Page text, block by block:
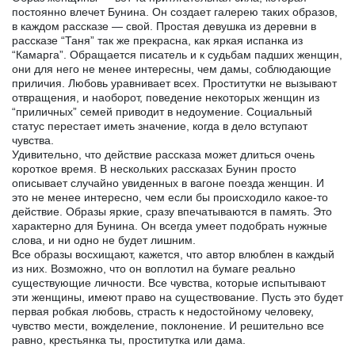
постоянно влечет Бунина. Он создает галерею таких образов,
в каждом рассказе — свой. Простая девушка из деревни в
рассказе “Таня” так же прекрасна, как яркая испанка из
“Камарга”. Обращается писатель и к судьбам падших женщин,
они для него не менее интересны, чем дамы, соблюдающие
приличия. Любовь уравнивает всех. Проститутки не вызывают
отвращения, и наоборот, поведение некоторых женщин из
“приличных” семей приводит в недоумение. Социальный
статус перестает иметь значение, когда в дело вступают
чувства.
Удивительно, что действие рассказа может длиться очень
короткое время. В нескольких рассказах Бунин просто
описывает случайно увиденных в вагоне поезда женщин. И
это не менее интересно, чем если бы происходило какое-то
действие. Образы яркие, сразу впечатываются в память. Это
характерно для Бунина. Он всегда умеет подобрать нужные
слова, и ни одно не будет лишним.
Все образы восхищают, кажется, что автор влюблен в каждый
из них. Возможно, что он воплотил на бумаге реально
существующие личности. Все чувства, которые испытывают
эти женщины, имеют право на существование. Пусть это будет
первая робкая любовь, страсть к недостойному человеку,
чувство мести, вожделение, поклонение. И решительно все
равно, крестьянка ты, проститутка или дама.